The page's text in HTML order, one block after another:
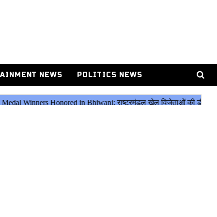
NEWS POLITICS NEWS